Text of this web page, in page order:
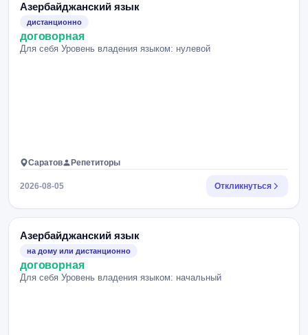
Азербайджанский язык
дистанционно
договорная
Для себя Уровень владения языком: нулевой
Саратов Репетиторы
2026-08-05 Откликнуться
Азербайджанский язык
на дому или дистанционно
договорная
Для себя Уровень владения языком: начальный